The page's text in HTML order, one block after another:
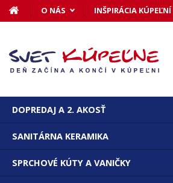
O NÁS INŠPIRÁCIA KÚPEĽNÍ
DOPREDAJ A 2. AKOSŤ
SANITÁRNA KERAMIKA
SPRCHOVÉ KÚTY A VANIČKY